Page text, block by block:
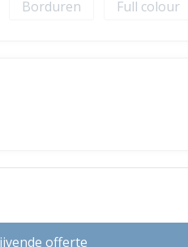
Borduren Full colour
offerte